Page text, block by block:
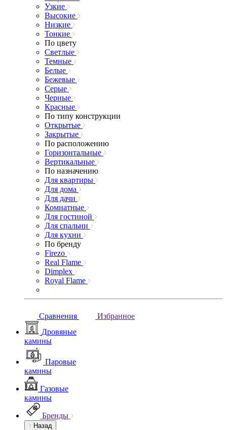
Узкие
Высокие
Низкие
Тонкие
По цвету
Светлые
Темные
Белые
Бежевые
Серые
Черные
Красные
По типу конструкции
Открытые
Закрытые
По расположению
Горизонтальные
Вертикальные
По назначению
Для квартиры
Для дома
Для дачи
Комнатные
Для гостиной
Для спальни
Для кухни
По бренду
Firezo
Real Flame
Dimplex
Royal Flame
Сравнения
Избранное
Дровяные
камины
Паровые
камины
Газовые
камины
Бренды
Назад